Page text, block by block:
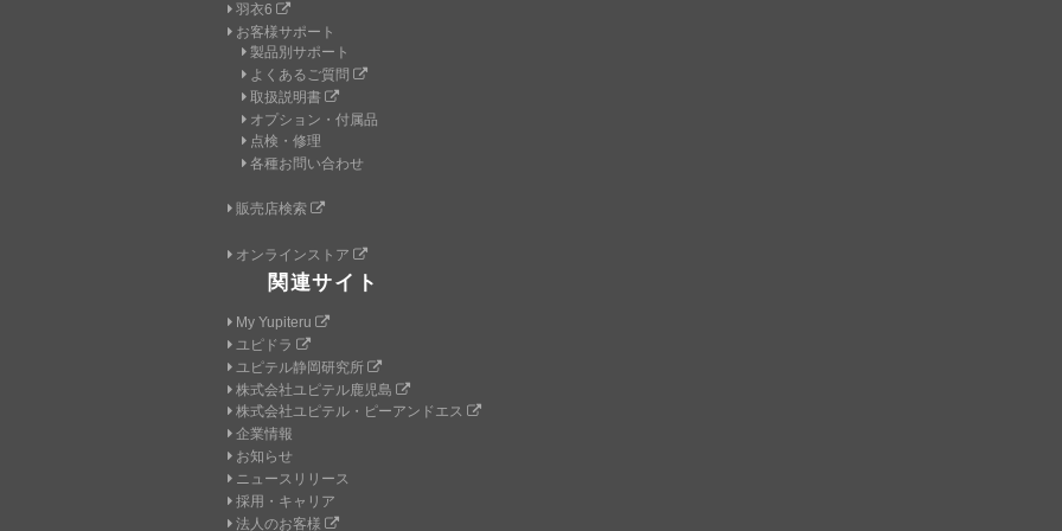
羽衣6
お客様サポート
製品別サポート
よくあるご質問
取扱説明書
オプション・付属品
点検・修理
各種お問い合わせ
販売店検索
オンラインストア
関連サイト
My Yupiteru
ユピドラ
ユピテル静岡研究所
株式会社ユピテル鹿児島
株式会社ユピテル・ピーアンドエス
企業情報
お知らせ
ニュースリリース
採用・キャリア
法人のお客様